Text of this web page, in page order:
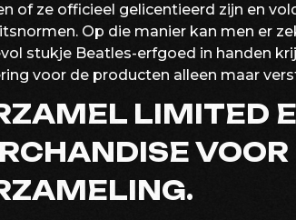
of ze officieel gelicentieerd zijn en
Op die manier kan men er
stukje Beatles-erfgoed in handen
voor de producten alleen maar
LIMITED
VOOR